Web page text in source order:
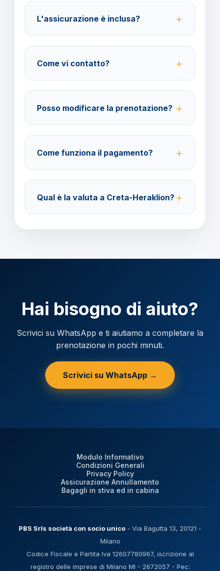
per la destinazione scelta.
L'assicurazione è inclusa?
consigliate per coprire spese mediche e
cancellazione viaggio.
Come vi contatto?
amministrazione@barbaviaggi.it, o tramite il sito
barbaviaggi.it.
Posso modificare la prenotazione?
prima della partenza con un costo di 70 euro a
modifica.
Come funziona il pagamento?
Acconto del 40% alla prenotazione, saldo 30 giorni
prima della partenza.
Qual è la valuta a Creta-Heraklion?
Hai bisogno di aiuto?
Scrivici su WhatsApp e ti aiutiamo a completare la
prenotazione in pochi minuti.
Scrivici su WhatsApp →
Modulo Informativo
Condizioni Generali
Privacy Policy
Assicurazione Annullamento
Bagagli in stiva ed in cabina
PBS Srls società con socio unico - Via Bagutta 13, 20121 -
Milano
Codice Fiscale e Partita Iva 12607780967, iscrizione al
registro delle imprese di Milano MI - 2672057 - Pec: